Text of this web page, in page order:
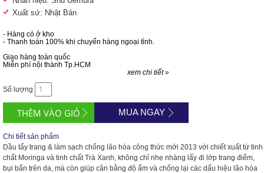
Xuất sứ: Nhật Bản
- Hàng có ở kho
- Thanh toán 100% khi chuyển hàng ngoại tỉnh.
Giao hàng toàn quốc
Miễn phí nội thành Tp.HCM
xem chi tiết »
Số lượng
MUA NGAY
Chi tiết sản phẩm
Dầu tẩy trang & làm sạch chống lão hóa công thức mới 2013 với chiết xuất từ tinh
chất Moringa và tinh chất Trà Xanh, không chỉ nhẹ nhàng lấy đi lớp trang điểm,
bụi bẩn trên da, mà còn giúp cân bằng độ ẩm và chống lại các dấu hiệu lão hóa